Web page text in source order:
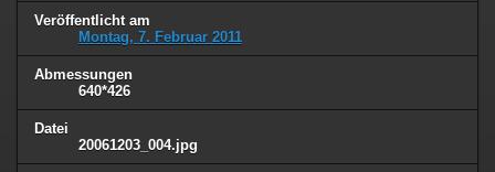
Veröffentlicht am
Montag, 7. Februar 2011
Abmessungen
640*426
Datei
20061203_004.jpg